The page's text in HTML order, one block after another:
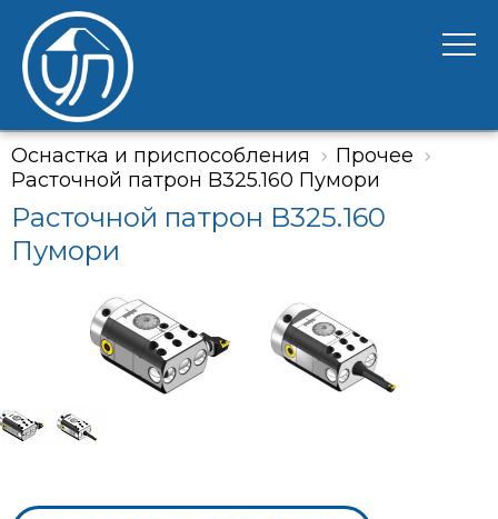
Оснастка и приспособления
Прочее
Расточной патрон B325.160 Пумори
Расточной патрон B325.160
Пумори